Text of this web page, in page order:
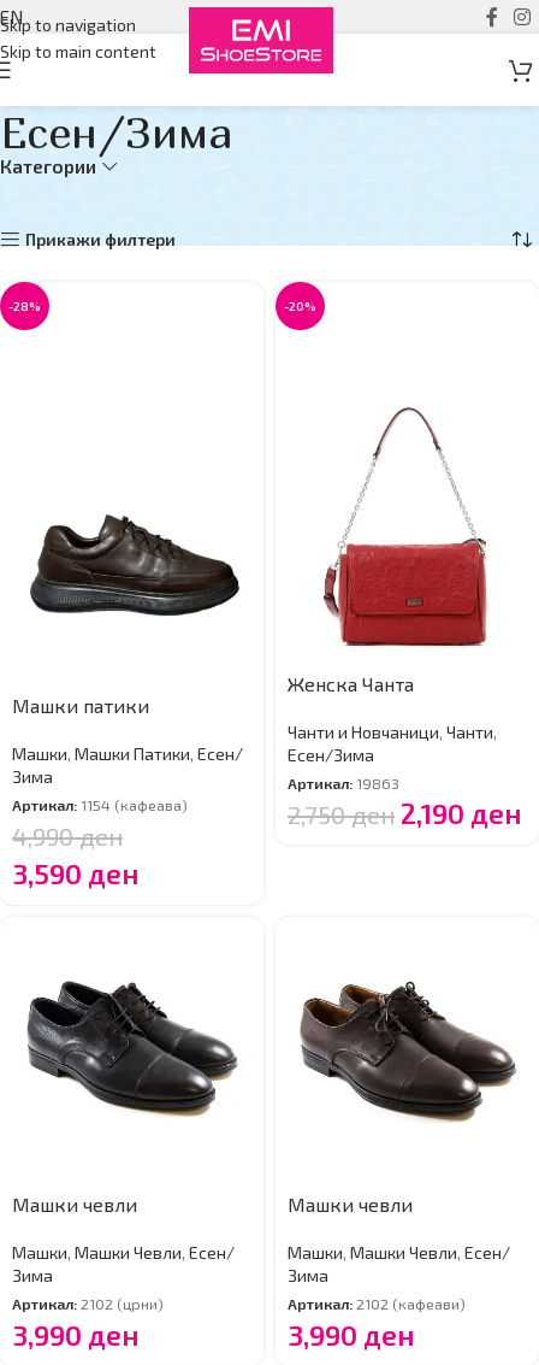
Skip to navigation
Skip to main content
EN
Есен/Зима
Категории
Прикажи филтери
-28%
Машки патики
Машки, Машки Патики, Есен/
Зима
Артикал: 1154 (кафеава)
4,990ден
3,590 ден
-20%
Женска Чанта
Чанти и Новчаници, Чанти,
Есен/Зима
Артикал: 19863
2,750ден 2,190 ден
Машки чевли
Машки, Машки Чевли, Есен/
Зима
Артикал:2102 (црни)
3,990 ден
Машки чевли
Машки, Машки Чевли, Есен/
Зима
Артикал:2102 (кафеави)
3,990 ден